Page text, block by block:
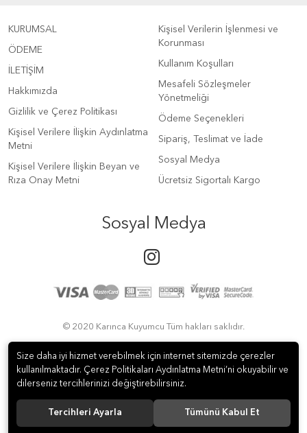
KURUMSAL
ÖDEME
İLETİŞİM
Hakkımızda
Gizlilik ve Çerez Politikası
Kişisel Verilere İlişkin Aydınlatma
Metni
Kişisel Verilere İlişkin Beyan ve
Rıza Onay Metni
Kişisel Verilerin İşlenmesi ve
Korunması
Kullanım Koşulları
Mesafeli Sözleşmeler
Yönetmeliği
Ödeme Seçenekleri
Sipariş, Teslimat ve İade
Sosyal Medya
Ücretsiz Sigortalı Kargo
Sosyal Medya
© 2020 Karınca Kuyumcu Tüm hakları saklıdır.
Size daha iyi hizmet verebilmek için internet sitemizde çerezler
kullanılmaktadır. Çerez Politikaları Aydınlatma Metni’ni okuyabilir ve
dilerseniz tercihlerinizi değiştirebilirsiniz.
Tercihleri Ayarla Tümünü Kabul Et